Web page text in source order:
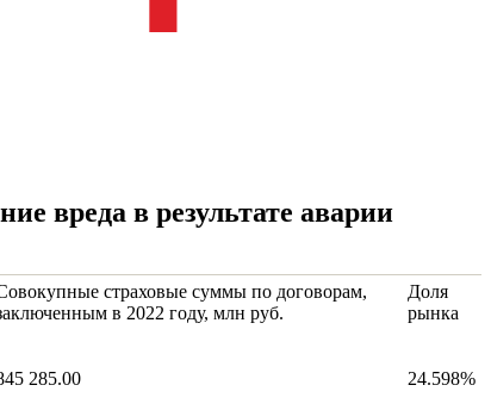
вреда в результате аварии
страховые суммы по договорам,
в 2022 году, млн руб.
Доля
рынка
285.00 24.598%